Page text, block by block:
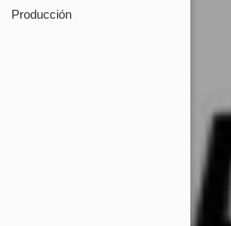
Producción